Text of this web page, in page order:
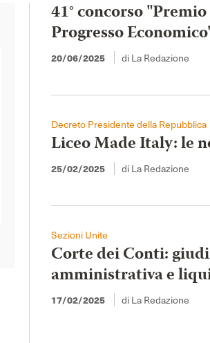
41° concorso
Progresso
20/06/2025 di La Redazione
Decreto Presidente della Repubblica
Liceo Made Italy: le
25/02/2025 di La Redazione
Sezioni Unite
Corte dei Conti:
amministrativa e
17/02/2025 di La Redazione